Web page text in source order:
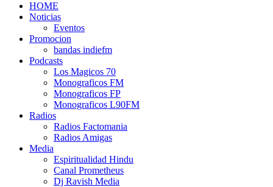
HOME
Noticias
Eventos
Promocion
bandas indiefm
Podcasts
Los Magicos 70
Monograficos FM
Monograficos FP
Monograficos L90FM
Radios
Radios Factomania
Radios Amigas
Media
Espiritualidad Hindu
Canal Prometheus
Dj Ravish Media